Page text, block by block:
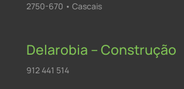
2750-670 • Cascais
Delarobia – Construção
912 441 514